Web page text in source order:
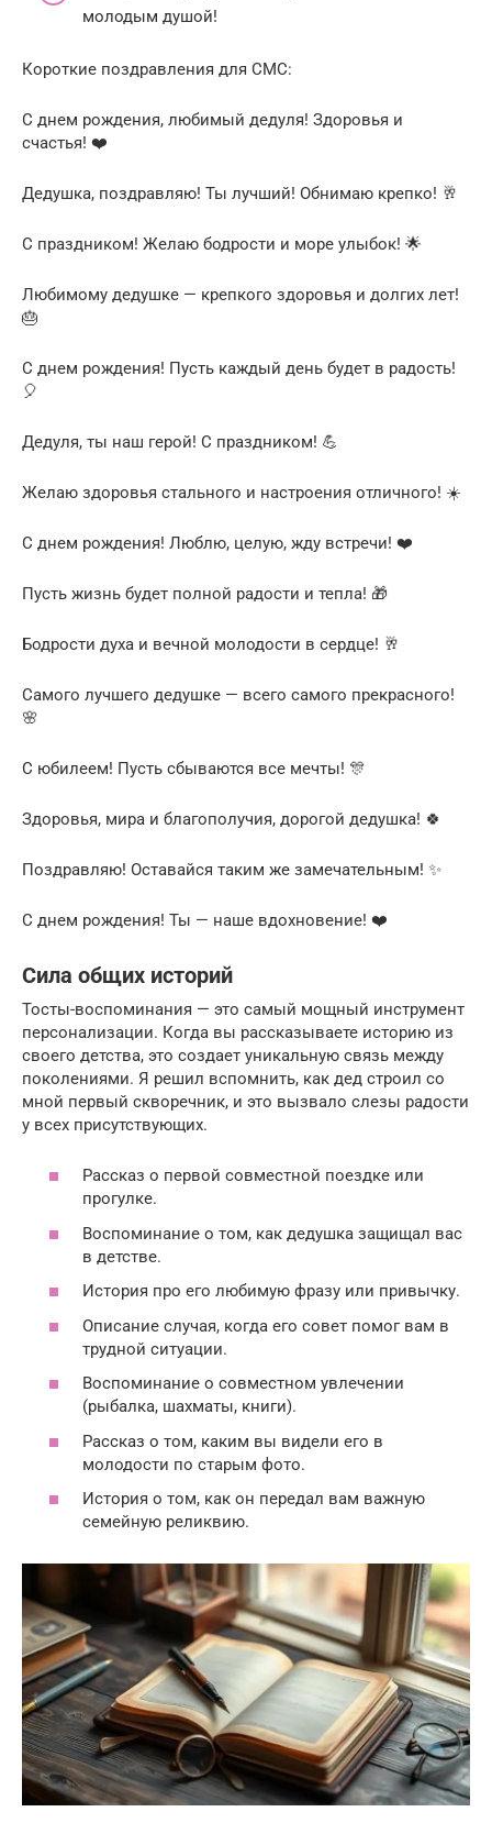
молодым душой!
Короткие поздравления для СМС:
С днем рождения, любимый дедуля! Здоровья и
счастья! ❤️
Дедушка, поздравляю! Ты лучший! Обнимаю крепко! 🥂
С праздником! Желаю бодрости и море улыбок! 🌟
Любимому дедушке — крепкого здоровья и долгих лет!
🎂
С днем рождения! Пусть каждый день будет в радость!
🎈
Дедуля, ты наш герой! С праздником! 💪
Желаю здоровья стального и настроения отличного! ☀️
С днем рождения! Люблю, целую, жду встречи! ❤️
Пусть жизнь будет полной радости и тепла! 🎁
Бодрости духа и вечной молодости в сердце! 🥂
Самого лучшего дедушке — всего самого прекрасного!
🌸
С юбилеем! Пусть сбываются все мечты! 🎊
Здоровья, мира и благополучия, дорогой дедушка! 🍀
Поздравляю! Оставайся таким же замечательным! ✨
С днем рождения! Ты — наше вдохновение! ❤️
Сила общих историй
Тосты-воспоминания — это самый мощный инструмент
персонализации. Когда вы рассказываете историю из
своего детства, это создает уникальную связь между
поколениями. Я решил вспомнить, как дед строил со
мной первый скворечник, и это вызвало слезы радости
у всех присутствующих.
Рассказ о первой совместной поездке или
прогулке.
Воспоминание о том, как дедушка защищал вас
в детстве.
История про его любимую фразу или привычку.
Описание случая, когда его совет помог вам в
трудной ситуации.
Воспоминание о совместном увлечении
(рыбалка, шахматы, книги).
Рассказ о том, каким вы видели его в
молодости по старым фото.
История о том, как он передал вам важную
семейную реликвию.